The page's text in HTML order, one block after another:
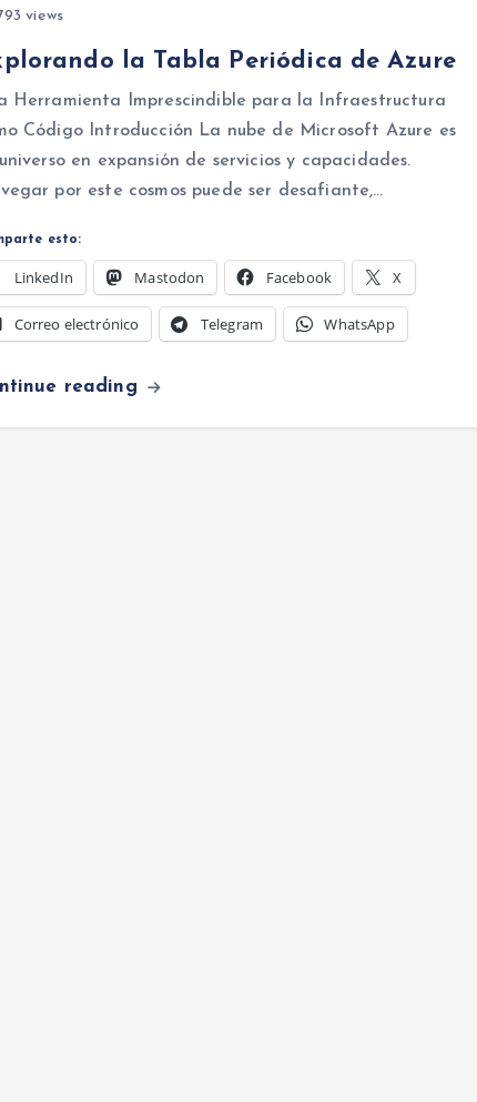
views
la Tabla Periódica de Azure
Herramienta Imprescindible para la Infraestructura
Código Introducción La nube de Microsoft Azure es
en expansión de servicios y capacidades.
por este cosmos puede ser desafiante,…
esto:
LinkedIn Mastodon Facebook X
Correo electrónico Telegram WhatsApp
reading